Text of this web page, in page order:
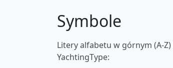
Symbole
Litery alfabetu w górnym (A-
YachtingType: